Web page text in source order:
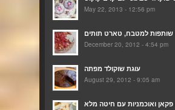
May 22, 2013 - 12:56 pm
December 20, 2012 - 4:54 pm
עוגת שוקולד מפתה
August 29, 2012 - 9:05 am